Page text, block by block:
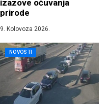
izazove očuvanja
prirode
9. Kolovoza 2026.
NOVOSTI